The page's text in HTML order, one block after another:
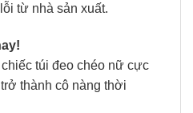
từ nhà sản xuất.
túi đeo chéo nữ cực
thành cô nàng thời